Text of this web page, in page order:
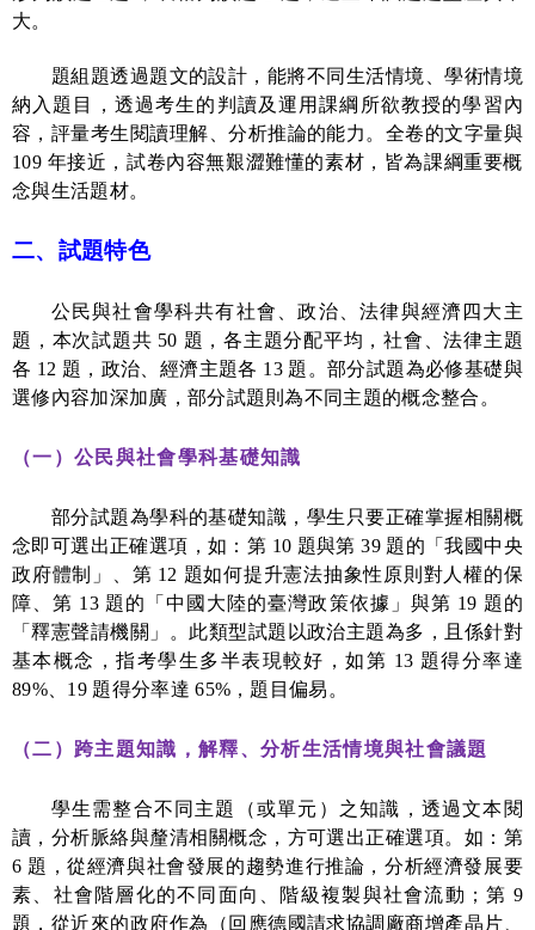
大。
題組題透過題文的設計，能將不同生活情境、學術情境
納入題目，透過考生的判讀及運用課綱所欲教授的學習內
容，評量考生閱讀理解、分析推論的能力。全卷的文字量與
109 年接近，試卷內容無艱澀難懂的素材，皆為課綱重要概
念與生活題材。
二、試題特色
公民與社會學科共有社會、政治、法律與經濟四大主
題，本次試題共 50 題，各主題分配平均，社會、法律主題
各 12 題，政治、經濟主題各 13 題。部分試題為必修基礎與
選修內容加深加廣，部分試題則為不同主題的概念整合。
（一）公民與社會學科基礎知識
部分試題為學科的基礎知識，學生只要正確掌握相關概
念即可選出正確選項，如：第 10 題與第39 題的「我國中央
政府體制」、第 12 題如何提升憲法抽象性原則對人權的保
障、第 13 題的「中國大陸的臺灣政策依據」與第 19 題的
「釋憲聲請機關」。此類型試題以政治主題為多，且係針對
基本概念，指考學生多半表現較好，如第 13 題得分率達
89%、 19 題得分率達65% ，題目偏易。
（二）跨主題知識，解釋、分析生活情境與社會議題
學生需整合不同主題（或單元）之知識，透過文本閱
讀，分析脈絡與釐清相關概念，方可選出正確選項。如：第
6 題，從經濟與社會發展的趨勢進行推論，分析經濟發展要
素、社會階層化的不同面向、階級複製與社會流動；第 9
題，從近來的政府作為（回應德國請求協調廠商增產晶片、